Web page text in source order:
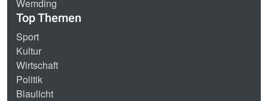
Wemding
Top Themen
Sport
Kultur
Wirtschaft
Politik
Blaulicht